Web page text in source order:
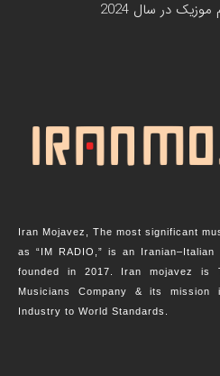
در سال 2024
Iran Mojavez, The most significant
as “IM RADIO,” is an
founded in 2017. Iran mojavez is
Musicians Company & its
Industry to World Standards.